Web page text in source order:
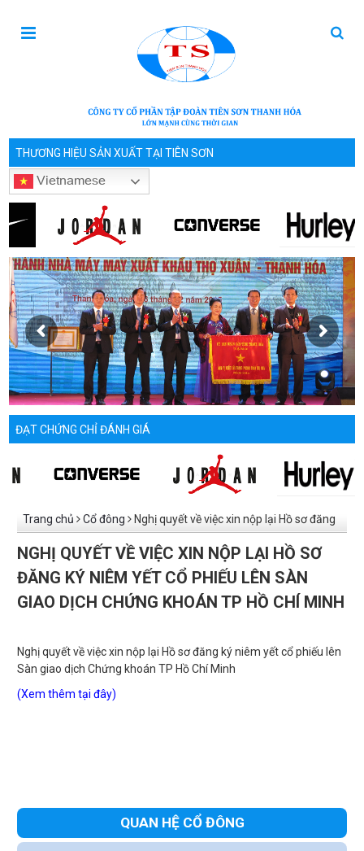
THƯƠNG HIỆU SẢN XUẤT TẠI TIÊN SƠN
Vietnamese
ĐẠT CHỨNG CHỈ ĐÁNH GIÁ
Trang chủ Cổ đông Nghị quyết về việc xin nộp lại Hồ sơ đăng
ký niêm yết cổ phiếu lên Sàn giao dịch Chứng khoán TP Hồ Chí
Minh
NGHỊ QUYẾT VỀ VIỆC XIN NỘP LẠI HỒ SƠ
ĐĂNG KÝ NIÊM YẾT CỔ PHIẾU LÊN SÀN
GIAO DỊCH CHỨNG KHOÁN TP HỒ CHÍ MINH
Nghị quyết về việc xin nộp lại Hồ sơ đăng ký niêm yết cổ phiếu lên
Sàn giao dịch Chứng khoán TP Hồ Chí Minh
(Xem thêm tại đây)
QUAN HỆ CỔ ĐÔNG